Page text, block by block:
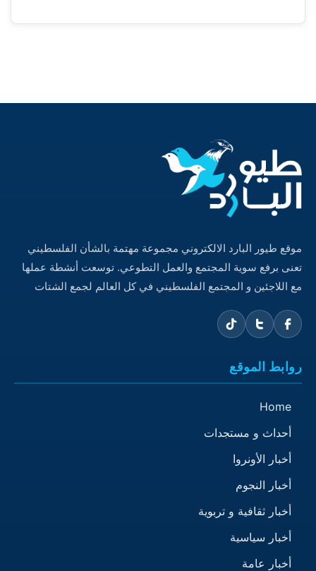
موقع طيور البارد الالكتروني مجموعة مهتمة بالشأن الفلسطيني
تعنى برفع سوية المجتمع والعمل التطوعي. توسعت أنشطة عملها
مع اللاجئين و المجتمع الفلسطيني في كل العالم لجمع الشتات
روابط الموقع
Home
أحداث و مستجدات
أخبار الأونروا
أخبار النجوم
أخبار ثقافية و تربوية
أخبار سياسية
أخبار عامة